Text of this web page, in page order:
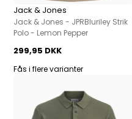
Jack & Jones
Jack & Jones - JPRBluriley Strik
Polo - Lemon Pepper
299,95 DKK
Fås i flere varianter